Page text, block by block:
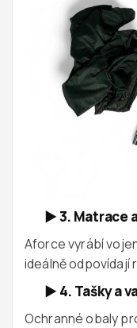
►3. Matrace
Aforce vyrábí
ideálně odpovídají
► 4. Tašky a
Ochranné obaly